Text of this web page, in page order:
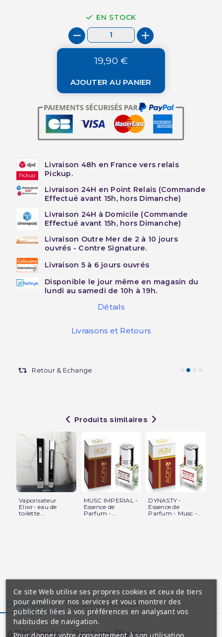
EN STOCK
19,90 €
AJOUTER AU PANIER
Livraison 48h en France vers relais
Pickup.
Livraison 24H en Point Relais (Commande
Effectué avant 15h, hors Dimanche)
Livraison 24H à Domicile (Commande
Effectué avant 15h, hors Dimanche)
Livraison Outre Mer de 2 à 10 jours
ouvrés - Contre Signature.
Livraison 5 à 6 jours ouvrés
Disponible le jour même en magasin du
lundi au samedi de 10h à 19h.
Détails
Livraisons et Retours
Retour & Echange
Produits similaires
Vaporisateur
Elixir- eau de
toilette...
MUSC IMPERIAL -
Essence de
Parfum -...
DYNASTY -
Essence de
Parfum - Musc -...
Description Détails du produit
ADN Paris - Parfum Blanc -
Ce site Web utilise ses propres cookies et ceux de tiers
pour améliorer nos services et vous montrer des
publicités liées à vos préférences en analysant vos
habitudes de navigation.